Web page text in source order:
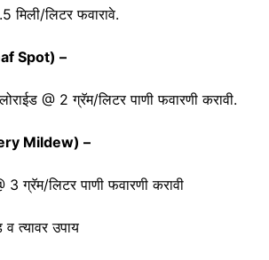
मिली/लिटर फवारावे.
Spot) –
@ 2 ग्रॅम/लिटर पाणी फवारणी करावी.
Mildew) –
ग्रॅम/लिटर पाणी फवारणी करावी
त्यावर उपाय